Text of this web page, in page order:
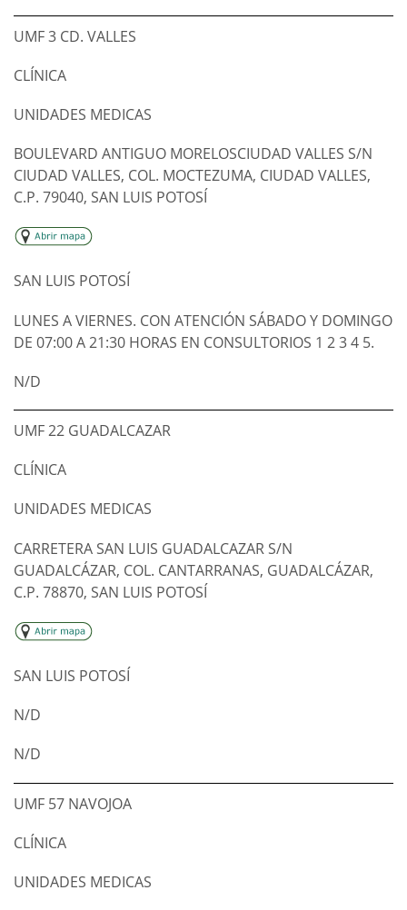
UMF 3 CD. VALLES
CLÍNICA
UNIDADES MEDICAS
BOULEVARD ANTIGUO MORELOSCIUDAD VALLES S/N
CIUDAD VALLES, COL. MOCTEZUMA, CIUDAD VALLES,
C.P. 79040, SAN LUIS POTOSÍ
SAN LUIS POTOSÍ
LUNES A VIERNES. CON ATENCIÓN SÁBADO Y DOMINGO
DE 07:00 A 21:30 HORAS EN CONSULTORIOS 1 2 3 4 5.
N/D
UMF 22 GUADALCAZAR
CLÍNICA
UNIDADES MEDICAS
CARRETERA SAN LUIS GUADALCAZAR S/N
GUADALCÁZAR, COL. CANTARRANAS, GUADALCÁZAR,
C.P. 78870, SAN LUIS POTOSÍ
SAN LUIS POTOSÍ
N/D
N/D
UMF 57 NAVOJOA
CLÍNICA
UNIDADES MEDICAS